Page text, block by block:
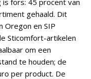
is fors: 45 procent van
gehaald. Dit
Oregon en SIP
Sticomfort-artikelen
om een
te houden; de
per product. De